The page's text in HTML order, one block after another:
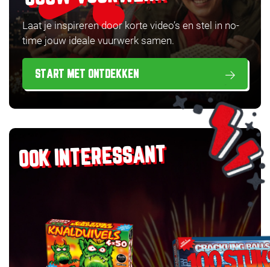
Laat je inspireren door korte video’s en stel in no-
time jouw ideale vuurwerk samen.
START MET ONTDEKKEN
OOK INTERESSANT